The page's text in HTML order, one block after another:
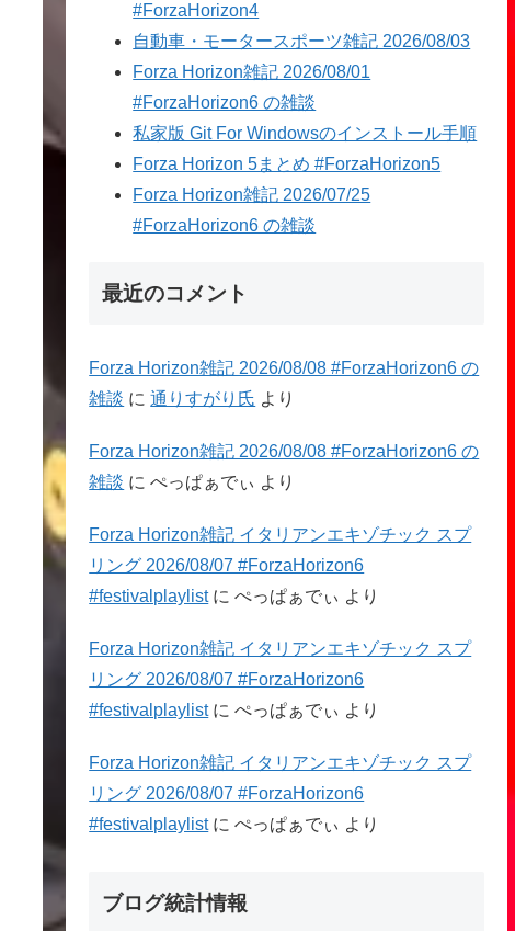
#ForzaHorizon4
自動車・モータースポーツ雑記 2026/08/03
Forza Horizon雑記 2026/08/01
#ForzaHorizon6 の雑談
私家版 Git For Windowsのインストール手順
Forza Horizon 5まとめ #ForzaHorizon5
Forza Horizon雑記 2026/07/25
#ForzaHorizon6 の雑談
最近のコメント
Forza Horizon雑記 2026/08/08 #ForzaHorizon6 の
雑談 に通りすがり氏 より
Forza Horizon雑記 2026/08/08 #ForzaHorizon6 の
雑談 にぺっぱぁでぃ より
Forza Horizon雑記 イタリアンエキゾチック スプ
リング 2026/08/07 #ForzaHorizon6
#festivalplaylistにぺっぱぁでぃ より
Forza Horizon雑記 イタリアンエキゾチック スプ
リング 2026/08/07 #ForzaHorizon6
#festivalplaylistにぺっぱぁでぃ より
Forza Horizon雑記 イタリアンエキゾチック スプ
リング 2026/08/07 #ForzaHorizon6
#festivalplaylistにぺっぱぁでぃ より
ブログ統計情報